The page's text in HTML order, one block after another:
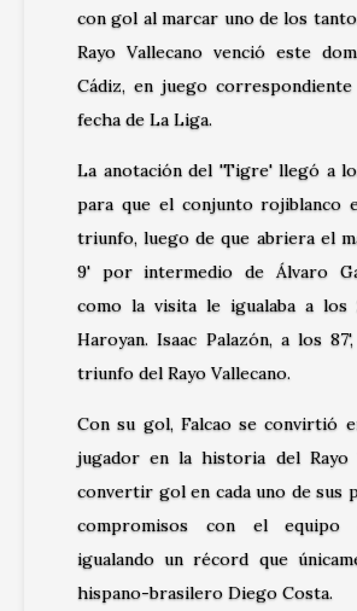
con gol al marcar uno de los
Rayo Vallecano venció este
Cádiz, en juego
fecha de La Liga.
La anotación del 'Tigre' llegó a
para que el conjunto rojiblanco
triunfo, luego de que abriera el
9' por intermedio de Álvaro
como la visita le igualaba a los
Haroyan. Isaac Palazón, a los
triunfo del Rayo Vallecano.
Con su gol, Falcao se convirtió
jugador en la historia del Rayo
convertir gol en cada uno de sus
compromisos con el equipo
igualando un récord que
hispano-brasilero Diego Costa.